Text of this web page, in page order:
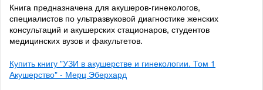
Книга предназначена для акушеров-гинекологов,
специалистов по ультразвуковой диагностике женских
консультаций и акушерских стационаров, студентов
медицинских вузов и факультетов.
Купить книгу "УЗИ в акушерстве и гинекологии. Том 1
Акушерство" - Мерц Эберхард